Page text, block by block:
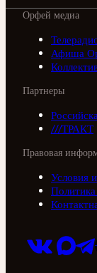
Орфей медиа
Афиша
Партнеры
///ТРАКТ
Правовая
Условия